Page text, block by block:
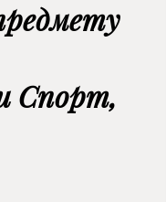
Спорт,